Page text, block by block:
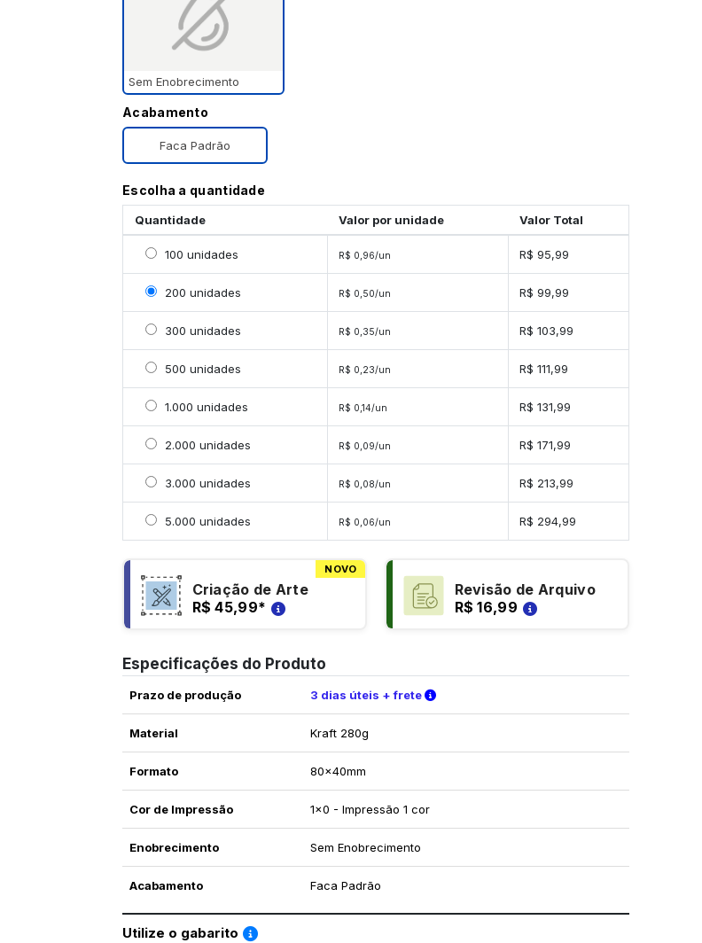
Sem Enobrecimento
Acabamento
Faca Padrão
Escolha a quantidade
Quantidade Valor por unidade Valor Total
Selecionar 100 unidades
100 unidades R$ 0,96/un R$ 95,99
Selecionar 200 unidades
200 unidades R$ 0,50/un R$ 99,99
Selecionar 300 unidades
300 unidades R$ 0,35/un R$ 103,99
Selecionar 500 unidades
500 unidades R$ 0,23/un R$ 111,99
Selecionar 1000 unidades
1.000 unidades R$ 0,14/un R$ 131,99
Selecionar 2000 unidades
2.000 unidades R$ 0,09/un R$ 171,99
Selecionar 3000 unidades
3.000 unidades R$ 0,08/un R$ 213,99
Selecionar 5000 unidades
5.000 unidades R$ 0,06/un R$ 294,99
NOVO
Criação de Arte
R$ 45,99*
Revisão de Arquivo
R$ 16,99
Especificações do Produto
Prazo de produção 3 dias úteis + frete Verifique as condições de entrega
Material Kraft 280g
Formato 80x40mm
Cor de Impressão 1x0 - Impressão 1 cor
Enobrecimento Sem Enobrecimento
Acabamento Faca Padrão
Utilize o gabarito Saiba como utilizar os nossos gabaritos